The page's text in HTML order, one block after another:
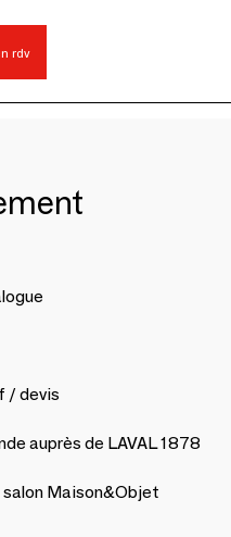
rdv
/ devis
auprès de LAVAL 1878
Maison&Objet